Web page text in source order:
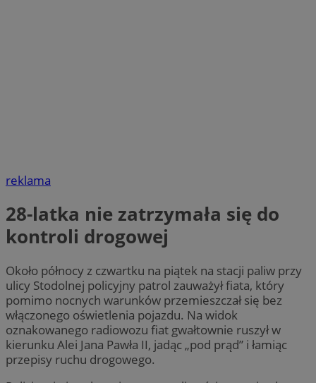
reklama
28-latka nie zatrzymała się do
kontroli drogowej
Około północy z czwartku na piątek na stacji paliw przy
ulicy Stodolnej policyjny patrol zauważył fiata, który
pomimo nocnych warunków przemieszczał się bez
włączonego oświetlenia pojazdu. Na widok
oznakowanego radiowozu fiat gwałtownie ruszył w
kierunku Alei Jana Pawła II, jadąc „pod prąd” i łamiąc
przepisy ruchu drogowego.